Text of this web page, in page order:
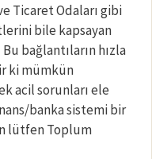
Ticaret Odaları gibi
bile kapsayan
bağlantıların hızla
ki mümkün
acil sorunları ele
banka sistemi bir
lütfen Toplum